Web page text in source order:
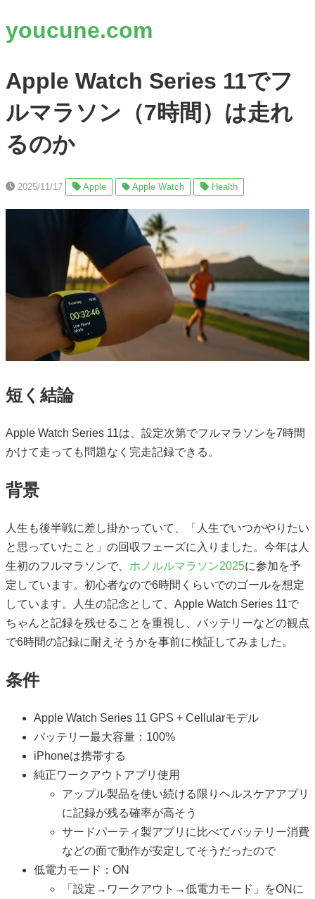
youcune.com
Apple Watch Series 11でフ
ルマラソン（7時間）は走れ
るのか
2025/11/17 Apple Apple Watch Health
短く結論
Apple Watch Series 11は、設定次第でフルマラソンを7時間
かけて走っても問題なく完走記録できる。
背景
人生も後半戦に差し掛かっていて、「人生でいつかやりたい
と思っていたこと」の回収フェーズに入りました。今年は人
生初のフルマラソンで、 ホノルルマラソン2025に参加を予
定しています。初心者なので6時間くらいでのゴールを想定
しています。人生の記念として、Apple Watch Series 11で
ちゃんと記録を残せることを重視し、バッテリーなどの観点
で6時間の記録に耐えそうかを事前に検証してみました。
条件
Apple Watch Series 11 GPS + Cellularモデル
バッテリー最大容量：100%
iPhoneは携帯する
純正ワークアウトアプリ使用
アップル製品を使い続ける限りヘルスケアアプリ
に記録が残る確率が高そう
サードパーティ製アプリに比べてバッテリー消費
などの面で動作が安定してそうだったので
低電力モード：ON
「設定→ワークアウト→低電力モード」をONに